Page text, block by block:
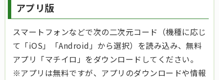
アプリ版
スマートフォンなどで次の二次元コード（機種に応じ
て「iOS」「Android」から選択）を読み込み、無料
アプリ「マチイロ」をダウンロードしてください。
※アプリは無料ですが、アプリのダウンロードや情報